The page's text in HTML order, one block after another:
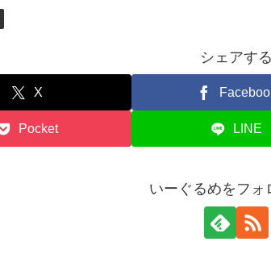
シェアする
X
Pocket LINE
いーぐるめをフォ